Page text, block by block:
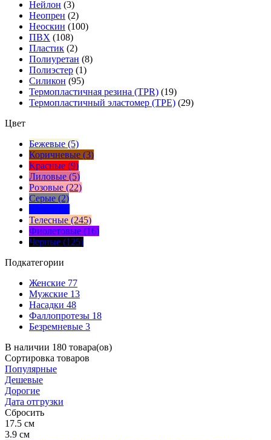
Нейлон (3)
Неопрен (2)
Неоскин (100)
ПВХ (108)
Пластик (2)
Полиуретан (8)
Полиэстер (1)
Силикон (95)
Термопластичная резина (TPR) (19)
Термопластичный эластомер (TPE) (29)
Цвет
Бежевые (5)
Коричневые (3)
Красные (9)
Лиловые (5)
Розовые (22)
Серые (2)
Телесные (245)
Фиолетовые (16)
Черные (125)
Подкатегории
Женские 77
Мужские 13
Насадки 48
Фаллопротезы 18
Безремневые 3
В наличии 180 товара(ов)
Сортировка товаров
Популярные
Дешевые
Дорогие
Дата отгрузки
Сбросить
17.5 см
3.9 см